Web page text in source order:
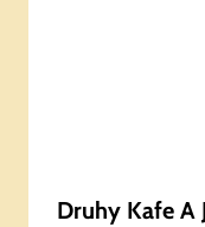
Druhy Kafe A